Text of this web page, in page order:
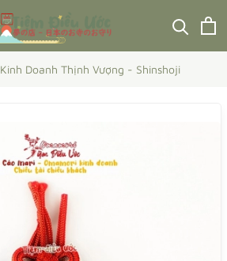
Kinh Doanh Thịnh Vượng - Shinshoji